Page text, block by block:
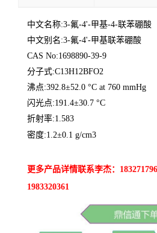
中文名称:3-氟-4'-甲基-4-联苯硼酸
中文别名:3-氟-4'-甲基联苯硼酸
CAS No:1698890-39-9
分子式:C13H12BFO2
沸点:392.8±52.0 °C at 760 mmHg
闪光点:191.4±30.7 °C
折射率:1.583
密度:1.2±0.1 g/cm3
更多产品详情联系李杰：
1983320361